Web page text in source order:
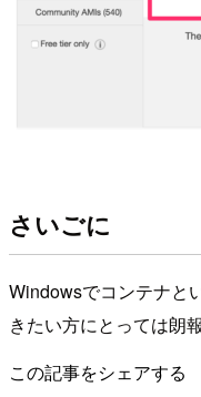
さいごに
Windowsでコンテナと
きたい方にとっては朗
この記事をシェアする